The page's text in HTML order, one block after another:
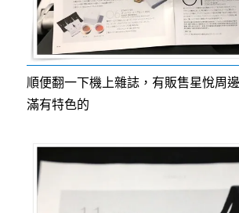
順便翻一下機上雜誌，有販售星悅周
滿有特色的